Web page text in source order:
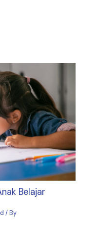
Belajar
/ By